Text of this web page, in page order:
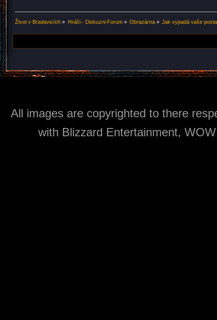
Život v Bradavicích » Hráči - Diskuzni Forum» Obrazárna» Jak vypadá vaše
All images are copyrighted to there
with Blizzard Entertainment,